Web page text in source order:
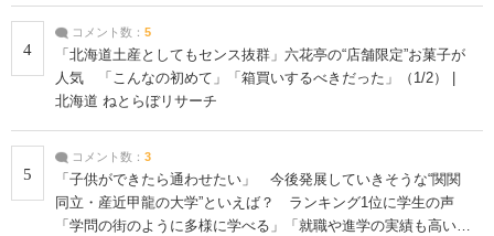
4
コメント数： 5
「北海道土産としてもセンス抜群」六花亭の“店舗限定”お菓子が
人気 「こんなの初めて」「箱買いするべきだった」（1/2） |
北海道 ねとらぼリサーチ
5
コメント数： 3
「子供ができたら通わせたい」 今後発展していきそうな“関関
同立・産近甲龍の大学”といえば？ ランキング1位に学生の声
「学問の街のように多様に学べる」「就職や進学の実績も高い」